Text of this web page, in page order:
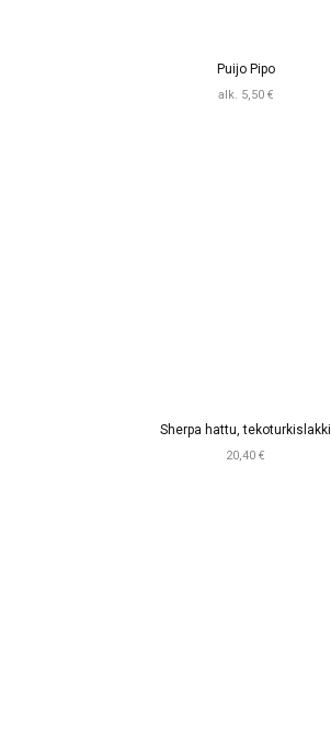
Puijo Pipo
alk. 5,50 €
Sherpa hattu, tekoturkislakki
20,40 €